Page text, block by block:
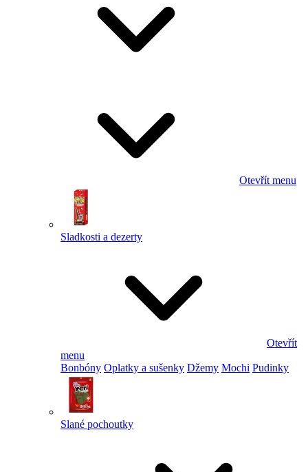
Otevřít menu
Sladkosti a dezerty
Otevřít
menu
Bonbóny Oplatky a sušenky Džemy Mochi Pudinky
Slané pochoutky